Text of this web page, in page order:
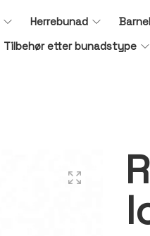
Herrebunad
Tilbehør etter bunadstype